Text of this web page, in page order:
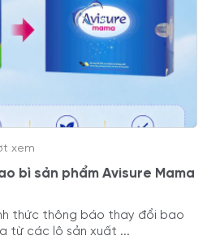
xem
bì sản phẩm Avisure Mama
thức thông báo thay đổi bao
từ các lô sản xuất ...